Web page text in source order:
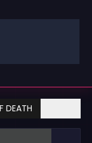
DEATH